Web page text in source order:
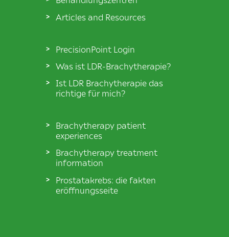
Articles and Resources
PrecisionPoint Login
Was ist LDR-Brachytherapie?
Ist LDR Brachytherapie das
richtige für mich?
Brachytherapy patient
experiences
Brachytherapy treatment
information
Prostatakrebs: die fakten
eröffnungsseite